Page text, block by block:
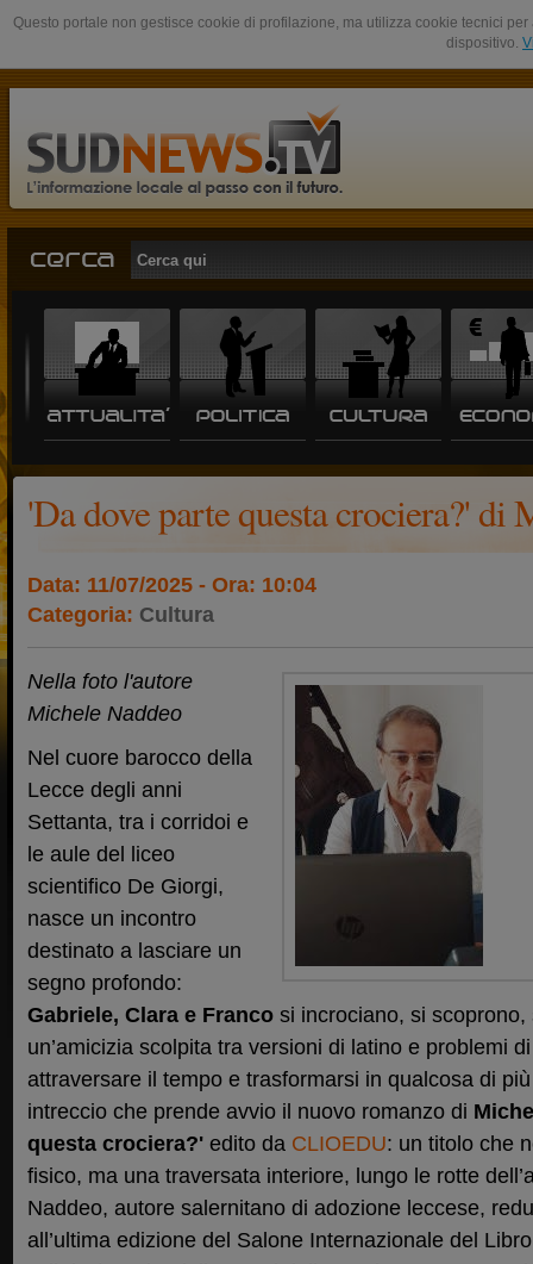
Questo portale non gestisce cookie di profilazione, ma utilizza cookie tecnici
dispositivo.
'Da dove parte questa crociera?' di
Data: 11/07/2025 - Ora: 10:04
Categoria: Cultura
Nella foto l'autore
Michele Naddeo
Nel cuore barocco della
Lecce degli anni
Settanta, tra i corridoi e
le aule del liceo
scientifico De Giorgi,
nasce un incontro
destinato a lasciare un
segno profondo:
Gabriele, Clara e Franco si incrociano, si scoprono,
un’amicizia scolpita tra versioni di latino e problemi
attraversare il tempo e trasformarsi in qualcosa di
intreccio che prende avvio il nuovo romanzo di
questa crociera?' edito da CLIOEDU: un titolo che
fisico, ma una traversata interiore, lungo le rotte
Naddeo, autore salernitano di adozione leccese,
all’ultima edizione del Salone Internazionale del